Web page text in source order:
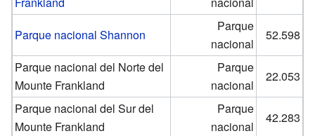
Parque nacional Shannon
Parque
nacional
52.598
Parque nacional del Norte del
Mounte Frankland
Parque
nacional
22.053
Parque nacional del Sur del
Mounte Frankland
Parque
nacional
42.283